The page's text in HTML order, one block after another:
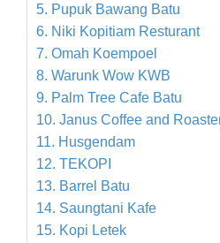
5. Pupuk Bawang Batu
6. Niki Kopitiam Resturant
7. Omah Koempoel
8. Warunk Wow KWB
9. Palm Tree Cafe Batu
10. Janus Coffee and
11. Husgendam
12. TEKOPI
13. Barrel Batu
14. Saungtani Kafe
15. Kopi Letek